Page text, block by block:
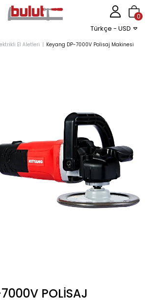
Türkçe - USD
0
El Aletleri Keyang DP-7000V Polisaj Makinesi
POLISAJ